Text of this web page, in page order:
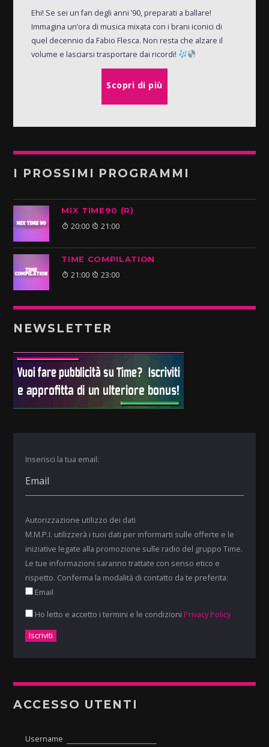
Ehi! Se sei un fan degli anni ’90, preparati a ballare!
Immagina un’ora di musica mixata con i brani iconici di
quel decennio da Fabio Flesca. Non resta che alzare il
volume e lasciarsi trasportare dai ricordi!
Scopri di più
I PROSSIMI PROGRAMMI
MIX TIME90 (R)
20:00 21:00
TIME COMPILATION
21:00 23:00
NEWSLETTER
Inserisci la tua email:
Autorizzazione utilizzo dei dati
M.M.P.I. utilizzerà i tuoi dati per informarti sulle offerte e le
iniziative legate alla promozione sulle radio del gruppo Time.
Le tue informazioni saranno trattate con senso etico e
rispetto. Conferma la modalità di contatto da te preferita:
Email
Ho letto e accetto i termini e le condizioni Privacy Policy
ACCESSO UTENTI
Username